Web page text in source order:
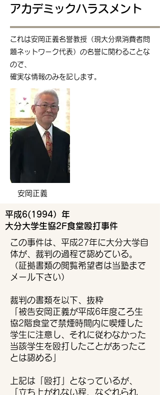
アカデミックハラスメント
これは安岡正義名誉教授（現大分県消費者問
題ネットワーク代表）の名誉に関わることな
ので、
確実な情報のみを記します。
安岡正義
平成6(1994）年
大分大学生協2F食堂殴打事件
この事件は、平成27年に大分大学自
体が、裁判の過程で認めている。
（証拠書類の閲覧希望者は当塾まで
メール下さい）
裁判の書類を以下、抜粋
「被告安岡正義が平成6年度ころ生
協2階食堂で禁煙時間内に喫煙した
学生に注意し、それに従わなかった
当該学生を殴打したことがあったこ
とは認める」
上記は「殴打」となっているが、
「立ち上がれない程、なぐれられ